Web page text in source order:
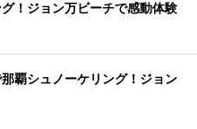
！ジョン万ビーチで感動体験
覇シュノーケリング！ジョン